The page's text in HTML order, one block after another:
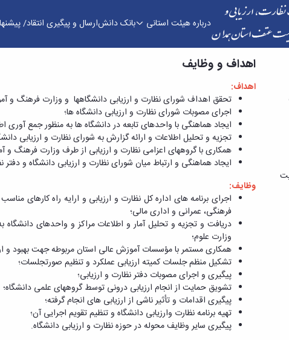
درباره هیئت استانی بانک دانشارسال و پیگیری انتقاد/
استانی
اهداف و وظایف
اهداف:
تحقق‌ اهداف‌ شورای‌ نظارت‌ و ارزیابی‌ دانشگاهها ‌ و وزارت‌ فرهنگ‌ و
اجرای‌ مصوبات‌ شورای‌ نظارت‌ و ارزیابی‌ دانشگاه ها؛
ایجاد هماهنگی‌ با واحدهای‌ تابعه‌ در دانشگاه ها به‌ منظور جمع‌ آوری‌
تجزیه‌ و تحلیل‌ اطلاعات‌ و ارائه‌ گزارش‌ به‌ شورای‌ نظارت‌ و ارزیابی‌
همکاری‌ با گروههای‌ اعزامی‌ نظارت‌ و ارزیابی‌ از طرف‌ وزارت‌ فرهنگ‌ و
ایجاد هماهنگی‌ و ارتباط میان‌ شورای‌ نظارت‌ و ارزیابی‌ دانشگاه‌ و
وظایف:
اجرای برنامه های اداره کل نظارت و ارزیابی و ارایه راه کارهای
فرهنگی، عمرانی و اداری مالی؛
وزارت علوم؛
همکاری مستمر با مؤسسات آموزش عالی استان مربوطه جهت بهبود و
تشکیل منظم جلسات کمیته ارزیابی عملکرد و تنظیم صورتجلسات؛
پیگیری و اجرای مصوبات دفتر نظارت و ارزیابی؛
تشویق حمایت از انجام ارزیابی درونی توسط گروههای علمی دانشگاه؛
پیگیری اقدامات و تأثیر ناشی از ارزیابی های انجام گرفته؛
تهیه برنامه نظارت وارزیابی دانشگاه و تنظیم تقویم اجرایی آن؛
پیگیری سایر وظایف محوله در حوزه نظارت و ارزیابی دانشگاه.